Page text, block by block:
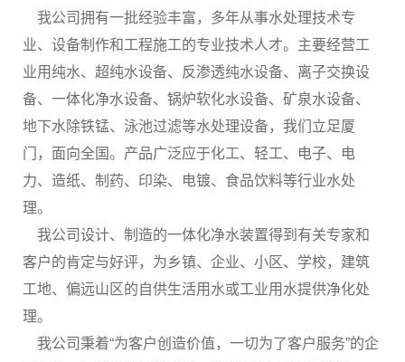
我公司拥有一批经验丰富，多年从事水处理技术专
业、设备制作和工程施工的专业技术人才。主要经营工
业用纯水、超纯水设备、反渗透纯水设备、离子交换设
备、一体化净水设备、锅炉软化水设备、矿泉水设备、
地下水除铁锰、泳池过滤等水处理设备，我们立足厦
门，面向全国。产品广泛应于化工、轻工、电子、电
力、造纸、制药、印染、电镀、食品饮料等行业水处
理。
我公司设计、制造的一体化净水装置得到有关专家和
客户的肯定与好评，为乡镇、企业、小区、学校，建筑
工地、偏远山区的自供生活用水或工业用水提供净化处
理。
我公司秉着“为客户创造价值，一切为了客户服务”的企